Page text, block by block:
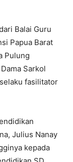
Balai Guru
Papua Barat
Pulung
Sarkol
fasilitator
Julius Nanay
kepada